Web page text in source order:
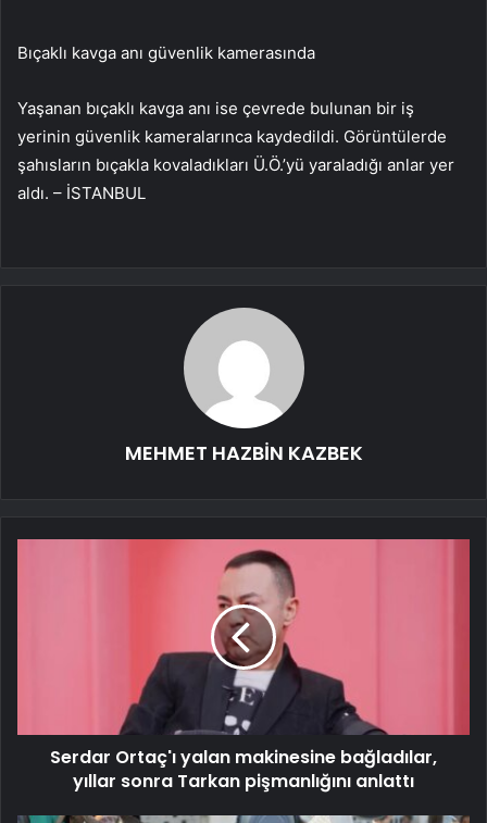
Bıçaklı kavga anı güvenlik kamerasında
Yaşanan bıçaklı kavga anı ise çevrede bulunan bir iş
yerinin güvenlik kameralarınca kaydedildi. Görüntülerde
şahısların bıçakla kovaladıkları Ü.Ö.’yü yaraladığı anlar yer
aldı. – İSTANBUL
MEHMET HAZBİN KAZBEK
Serdar Ortaç'ı yalan makinesine bağladılar,
yıllar sonra Tarkan pişmanlığını anlattı